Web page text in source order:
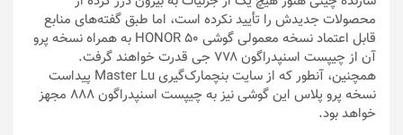
محصولات جدیدش را تأیید نکرده است، اما طبق گفته‌های منابع
قابل اعتماد نسخه معمولی گوشی HONOR 50 به همراه نسخه پرو
آن از چیپست اسنپدراگون ۷۷۸ جی قدرت خواهند گرفت.
همچنین، آنطور که از سایت بنچمارک‌گیری Master Lu پیداست
نسخه پرو پلاس این گوشی نیز به چیپست اسنپدراگون ۸۸۸ مجهز
خواهد بود.